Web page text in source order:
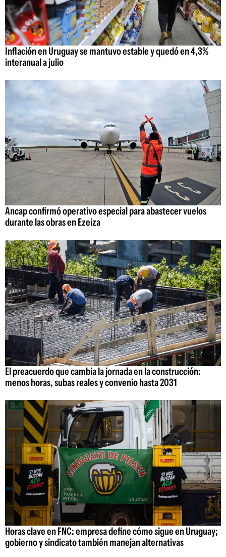
Inflación en Uruguay se mantuvo estable y quedó en 4,3%
interanual a julio
Ancap confirmó operativo especial para abastecer vuelos
durante las obras en Ezeiza
El preacuerdo que cambia la jornada en la construcción:
menos horas, subas reales y convenio hasta 2031
Horas clave en FNC: empresa define cómo sigue en Uruguay;
gobierno y sindicato también manejan alternativas